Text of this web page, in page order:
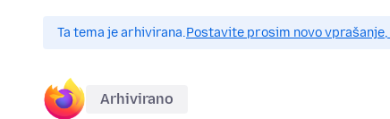
Ta tema je arhivirana.Postavite prosim novo
Arhivirano